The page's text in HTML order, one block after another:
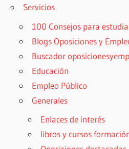
Servicios
100 Consejos para
Blogs Oposiciones y
Buscador
Educación
Empleo Público
Generales
Enlaces de interés
libros y cursos